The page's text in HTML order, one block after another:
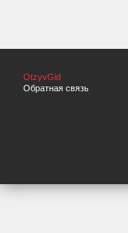
OtzyvGid
Обратная связь